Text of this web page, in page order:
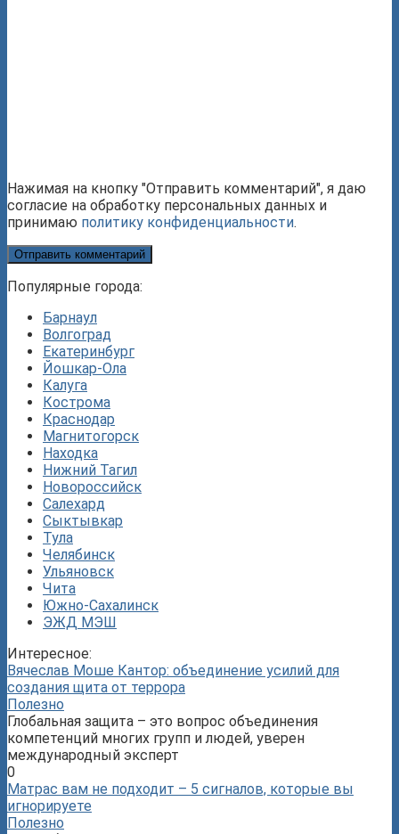
Нажимая на кнопку "Отправить комментарий", я даю
согласие на обработку персональных данных и
принимаю политику конфиденциальности.
Популярные города:
Барнаул
Волгоград
Екатеринбург
Йошкар-Ола
Калуга
Кострома
Краснодар
Магнитогорск
Находка
Нижний Тагил
Новороссийск
Салехард
Сыктывкар
Тула
Челябинск
Ульяновск
Чита
Южно-Сахалинск
ЭЖД МЭШ
Интересное:
Вячеслав Моше Кантор: объединение усилий для
создания щита от террора
Полезно
Глобальная защита – это вопрос объединения
компетенций многих групп и людей, уверен
международный эксперт
0
Матрас вам не подходит – 5 сигналов, которые вы
игнорируете
Полезно